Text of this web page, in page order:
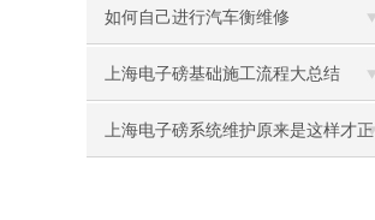
个
如何自己进行汽车衡维修
上海电子磅基础施工流程大总结
上海电子磅系统维护原来是这样才正